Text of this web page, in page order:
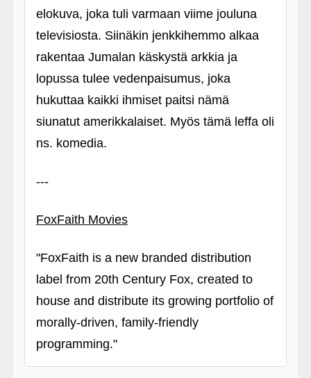
elokuva, joka tuli varmaan viime jouluna
televisiosta. Siinäkin jenkkihemmo alkaa
rakentaa Jumalan käskystä arkkia ja
lopussa tulee vedenpaisumus, joka
hukuttaa kaikki ihmiset paitsi nämä
siunatut amerikkalaiset. Myös tämä leffa oli
ns. komedia.
---
FoxFaith Movies
"FoxFaith is a new branded distribution
label from 20th Century Fox, created to
house and distribute its growing portfolio of
morally-driven, family-friendly
programming."